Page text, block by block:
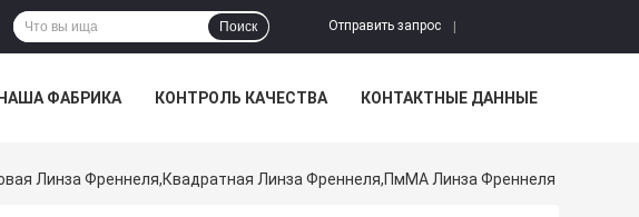
Отправить запрос
Поиск
НАША ФАБРИКА КОНТРОЛЬ КАЧЕСТВА КОНТАКТНЫЕ ДАННЫЕ
Линза Френнеля,Квадратная Линза Френнеля,ПмМА Линза Френнеля